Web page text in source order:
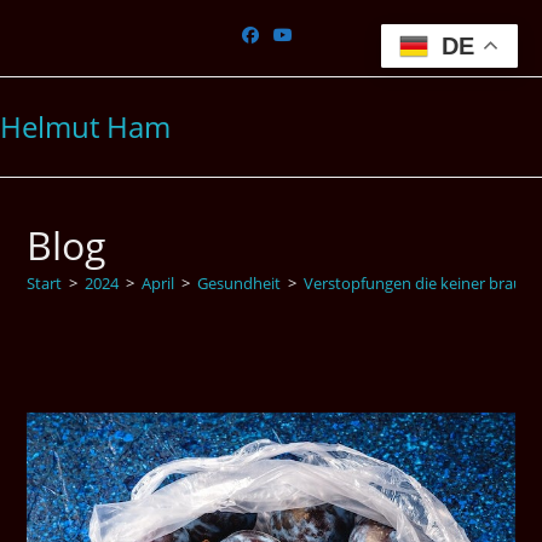
springen
Helmut Ham
Blog
Start > 2024 > April > Gesundheit > Verstopfungen die keiner
DE